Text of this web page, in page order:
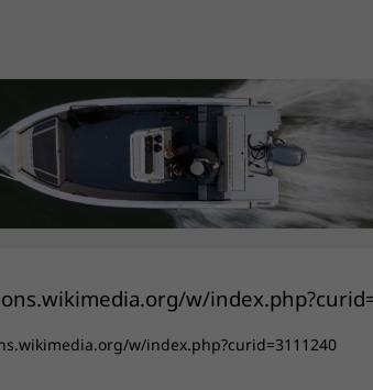
w/index.php?curid=3111240